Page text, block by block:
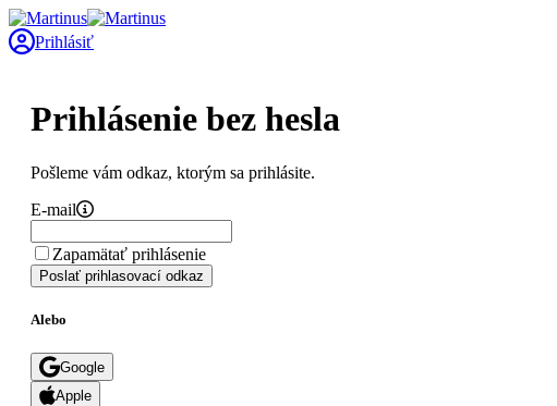
Prihlásiť
Prihlásenie bez hesla
Pošleme vám odkaz, ktorým sa prihlásite.
E-mail
Zapamätať prihlásenie
Poslať prihlasovací odkaz
Alebo
Google
Apple